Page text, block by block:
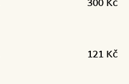
300 Kč
121 Kč